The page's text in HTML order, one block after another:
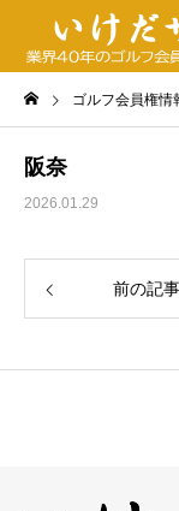
ゴルフ会員権情
阪奈
2026.01.29
前の記事